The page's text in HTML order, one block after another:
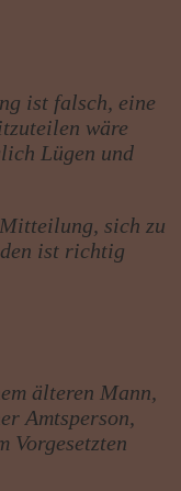
ist falsch, eine
wäre
Lügen und
sich zu
ist richtig
älteren Mann,
Amtsperson,